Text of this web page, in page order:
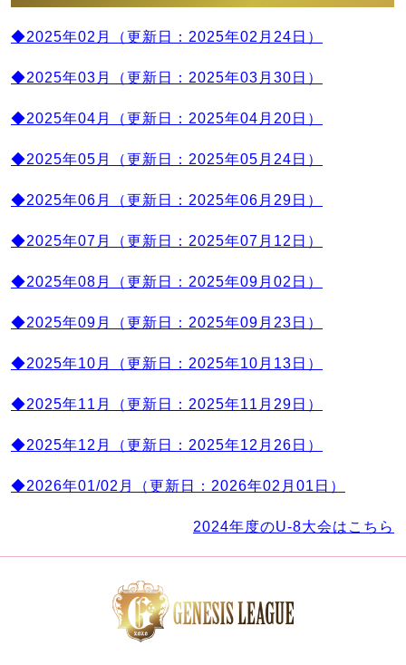
◆2025年02月（更新日：2025年02月24日）
◆2025年03月（更新日：2025年03月30日）
◆2025年04月（更新日：2025年04月20日）
◆2025年05月（更新日：2025年05月24日）
◆2025年06月（更新日：2025年06月29日）
◆2025年07月（更新日：2025年07月12日）
◆2025年08月（更新日：2025年09月02日）
◆2025年09月（更新日：2025年09月23日）
◆2025年10月（更新日：2025年10月13日）
◆2025年11月（更新日：2025年11月29日）
◆2025年12月（更新日：2025年12月26日）
◆2026年01/02月（更新日：2026年02月01日）
2024年度のU-8大会はこちら